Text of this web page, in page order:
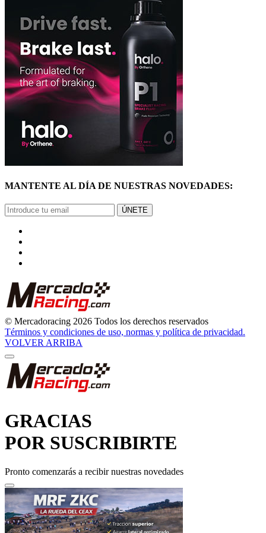
MANTENTE AL DÍA DE NUESTRAS NOVEDADES:
ÚNETE
© Mercadoracing 2026 Todos los derechos reservados
Términos y condiciones de uso, normas y política de privacidad.
VOLVER ARRIBA
GRACIAS
POR SUSCRIBIRTE
Pronto comenzarás a recibir nuestras novedades